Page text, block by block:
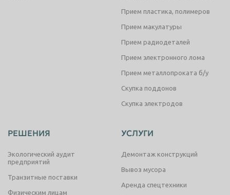
Прием пластика, полимеров
Прием макулатуры
Прием радиодеталей
Прием электронного лома
Прием металлопроката б/у
Скупка поддонов
Скупка электродов
РЕШЕНИЯ
Экологический аудит
предприятий
Транзитные поставки
Физическим лицам
УСЛУГИ
Демонтаж конструкций
Вывоз мусора
Аренда спецтехники